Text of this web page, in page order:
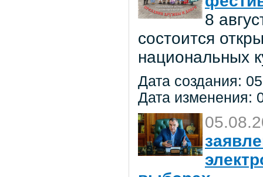
8
состоится
национальных
Дата создания:
Дата изменения: